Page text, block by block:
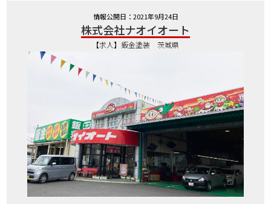
情報公開日：2021年9月24日
株式会社ナオイオート
【求人】鈑金塗装 茨城県